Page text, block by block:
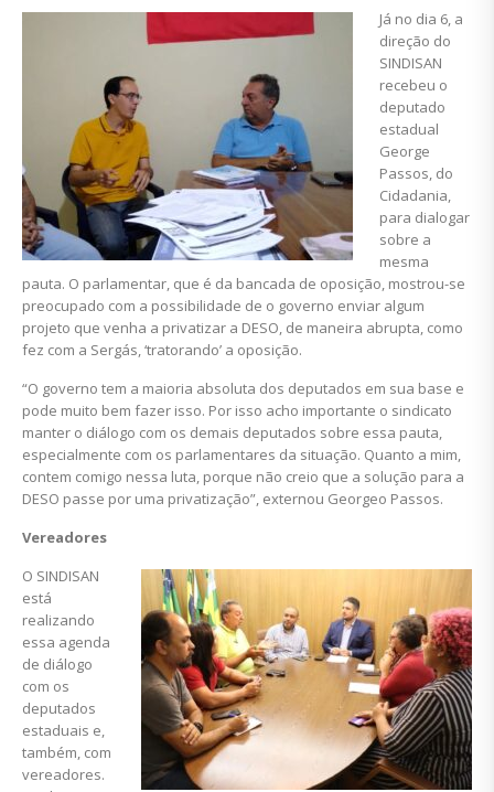
Já no dia 6, a
direção do
SINDISAN
recebeu o
deputado
estadual
George
Passos, do
Cidadania,
para dialogar
sobre a
mesma
pauta. O parlamentar, que é da bancada de oposição, mostrou-se
preocupado com a possibilidade de o governo enviar algum
projeto que venha a privatizar a DESO, de maneira abrupta, como
fez com a Sergás, ‘tratorando’ a oposição.
“O governo tem a maioria absoluta dos deputados em sua base e
pode muito bem fazer isso. Por isso acho importante o sindicato
manter o diálogo com os demais deputados sobre essa pauta,
especialmente com os parlamentares da situação. Quanto a mim,
contem comigo nessa luta, porque não creio que a solução para a
DESO passe por uma privatização”, externou Georgeo Passos.
Vereadores
O SINDISAN
está
realizando
essa agenda
de diálogo
com os
deputados
estaduais e,
também, com
vereadores.